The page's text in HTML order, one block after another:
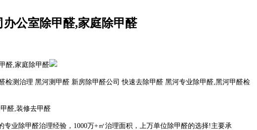
公室除甲醛,家庭除甲醛
检测治理 黑河测甲醛 新房除甲醛公司 快速去除甲醛 黑河专业除甲醛,黑河甲醛检
业除甲醛治理经验，1000万+㎡治理面积，上万单位除甲醛的选择!主要承